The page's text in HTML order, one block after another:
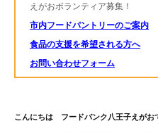
えがおボランティア募集！
市内フードパントリーのご案内
食品の支援を希望される方へ
お問い合わせフォーム
こんにちは フードバンク八王子えがお